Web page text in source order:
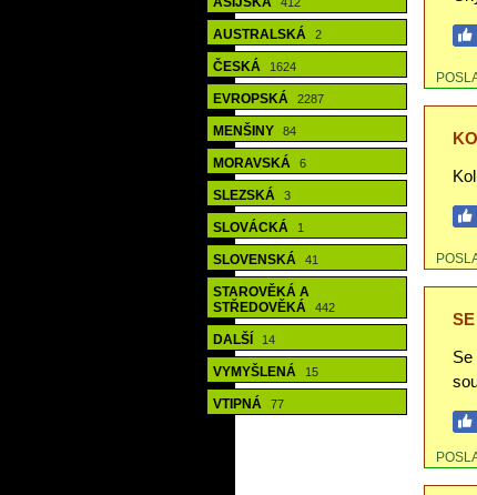
AUSTRALSKÁ 2
ČESKÁ 1624
EVROPSKÁ 2287
MENŠINY 84
MORAVSKÁ 6
SLEZSKÁ 3
SLOVÁCKÁ 1
SLOVENSKÁ 41
STAROVĚKÁ A
STŘEDOVĚKÁ
442
DALŠÍ 14
VYMYŠLENÁ 15
VTIPNÁ 77
Se